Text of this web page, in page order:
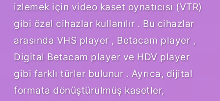
izlemek için video kaset oynatıcısı (VTR)
gibi özel cihazlar kullanılır . Bu cihazlar
arasında VHS player , Betacam player ,
Digital Betacam player ve HDV player
gibi farklı türler bulunur . Ayrıca, dijital
formata dönüştürülmüş kasetler,